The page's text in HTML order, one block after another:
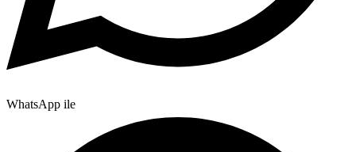
WhatsApp ile